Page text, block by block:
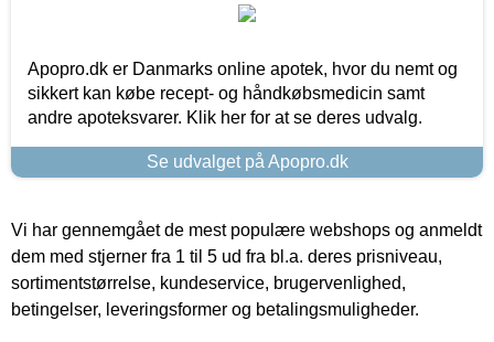
Apopro.dk er Danmarks online apotek, hvor du nemt og
sikkert kan købe recept- og håndkøbsmedicin samt
andre apoteksvarer. Klik her for at se deres udvalg.
Se udvalget på Apopro.dk
Vi har gennemgået de mest populære webshops og anmeldt
dem med stjerner fra 1 til 5 ud fra bl.a. deres prisniveau,
sortimentstørrelse, kundeservice, brugervenlighed,
betingelser, leveringsformer og betalingsmuligheder.